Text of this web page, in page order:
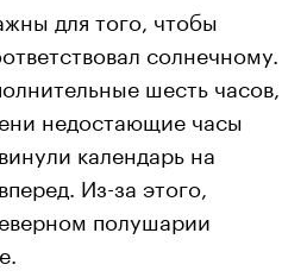
для того, чтобы
солнечному.
шесть часов,
недостающие часы
календарь на
Из-за этого,
полушарии